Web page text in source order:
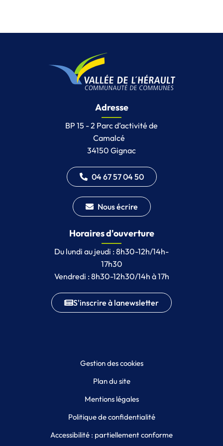
Adresse
BP 15 - 2 Parc d’activité de
Camalcé
34150 Gignac
04 67 57 04 50
Nous écrire
Horaires d'ouverture
Du lundi au jeudi : 8h30-12h/14h-
17h30
Vendredi : 8h30-12h30/14h à 17h
S'inscrire à lanewsletter
Gestion des cookies
Plan du site
Mentions légales
Politique de confidentialité
Accessibilité : partiellement conforme